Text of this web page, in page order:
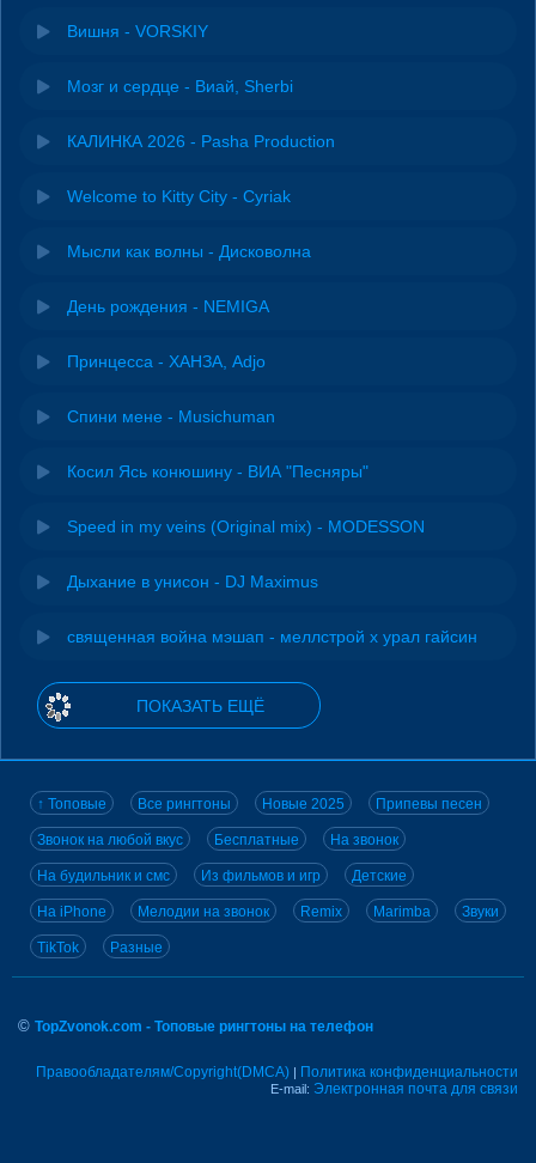
Вишня - VORSKIY
Мозг и сердце - Виай, Sherbi
КАЛИНКА 2026 - Pasha Production
Welcome to Kitty City - Cyriak
Мысли как волны - Дисковолна
День рождения - NEMIGA
Принцесса - ХАНЗА, Adjo
Спини мене - Musichuman
Косил Ясь конюшину - ВИА "Песняры"
Speed in my veins (Original mix) - MODESSON
Дыхание в унисон - DJ Maximus
священная война мэшап - меллстрой х урал гайсин
ПОКАЗАТЬ ЕЩЁ
↑ Топовые Все рингтоны Новые 2025 Припевы песен
Звонок на любой вкус Бесплатные На звонок
На будильник и смс Из фильмов и игр Детские
На iPhone Мелодии на звонок Remix Marimba Звуки
TikTok Разные
© TopZvonok.com - Топовые рингтоны на телефон
Правообладателям/Copyright(DMCA) | Политика конфиденциальности
E-mail: Электронная почта для связи